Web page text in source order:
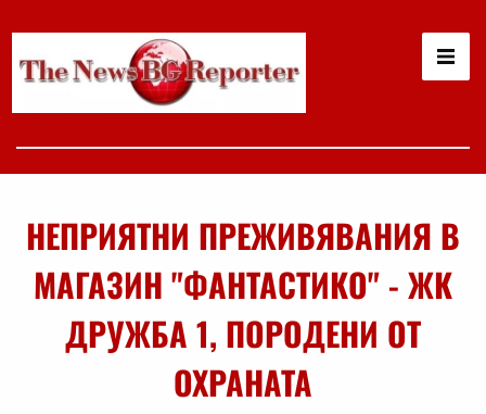
НЕПРИЯТНИ ПРЕЖИВЯВАНИЯ В
МАГАЗИН "ФАНТАСТИКО" - ЖК
ДРУЖБА 1, ПОРОДЕНИ ОТ
ОХРАНАТА